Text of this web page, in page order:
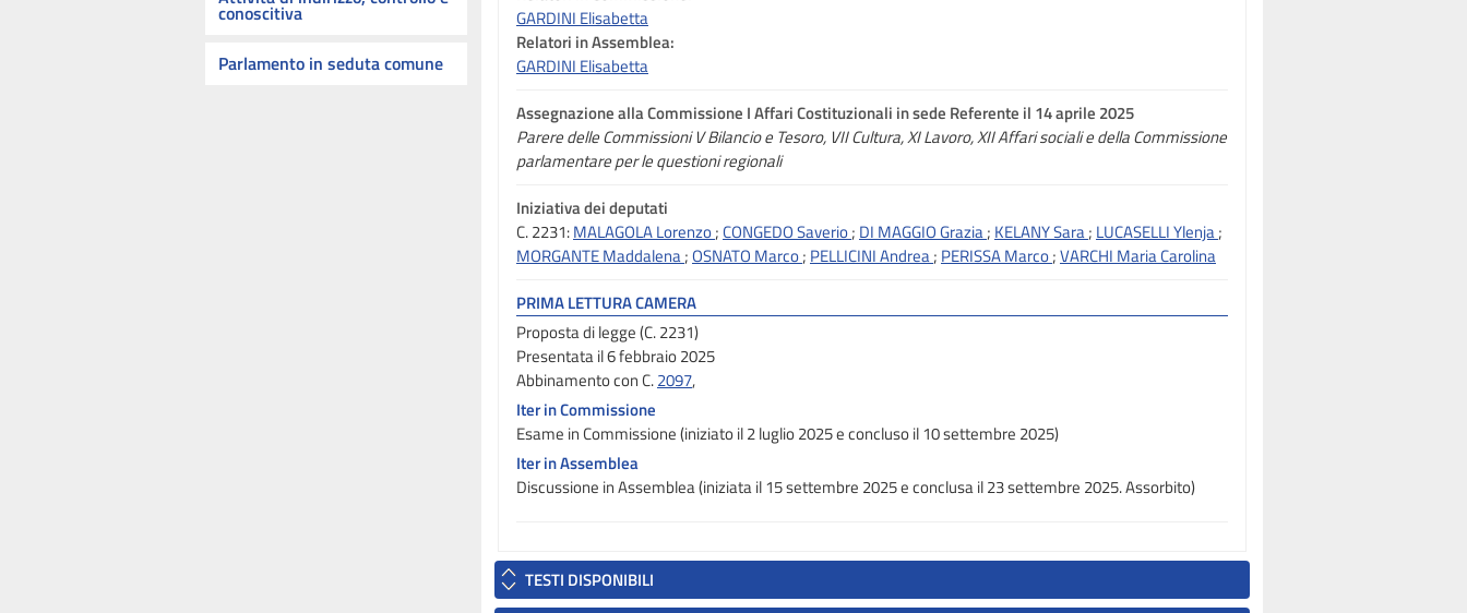
conoscitiva
Parlamento in seduta comune
GARDINI Elisabetta
Relatori in Assemblea:
GARDINI Elisabetta
Assegnazionealla Commissione I Affari Costituzionali in sede Referente il 14 aprile 2025
Parere delle Commissioni V Bilancio e Tesoro, VII Cultura, XI Lavoro, XII Affari sociali e della Commissione
parlamentare per le questioni regionali
Iniziativa dei deputati
C. 2231:MALAGOLA Lorenzo; CONGEDO Saverio; DI MAGGIO Grazia; KELANY Sara; LUCASELLI Ylenja;
MORGANTE Maddalena;OSNATO Marco; PELLICINI Andrea; PERISSA Marco;VARCHI Maria Carolina
PRIMA LETTURA CAMERA
Proposta di legge (C. 2231)
Presentata il 6 febbraio 2025
Abbinamento con C.2097,
Iter in Commissione
Esame in Commissione (iniziato il 2 luglio 2025 e concluso il 10 settembre 2025)
Iter in Assemblea
Discussione in Assemblea (iniziata il 15 settembre 2025 e conclusa il 23 settembre 2025. Assorbito)
TESTI DISPONIBILI